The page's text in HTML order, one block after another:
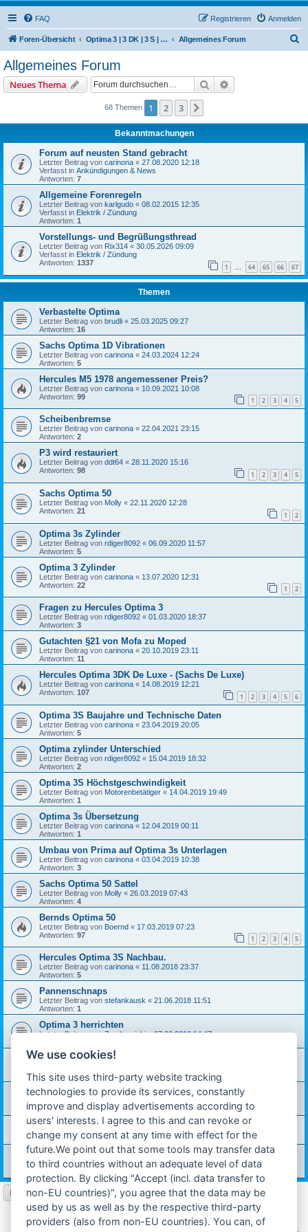
FAQ Anmelden
Registrieren
Foren-Übersicht Optima 3 | 3 DK | 3 S | 50 (Hercules / SACHS) Allgemeines Forum
Allgemeines Forum
Neues Thema Suche
68 Themen 1 2 3
Bekanntmachungen
Forum auf neusten Stand gebracht
Letzter Beitrag von carinona « 27.08.2020 12:18
Verfasst in Ankündigungen & News
Antworten: 7
Allgemeine Forenregeln
Letzter Beitrag von karlgudo « 08.02.2015 12:35
Verfasst in Elektrik / Zündung
Antworten: 1
Vorstellungs- und Begrüßungsthread
Letzter Beitrag von Rix314 « 30.05.2026 09:09
Verfasst in Elektrik / Zündung
Antworten: 1337 1 … 64 65 66 67
Themen
Verbastelte Optima
Letzter Beitrag von brudli « 25.03.2025 09:27
Antworten: 16
Sachs Optima 1D Vibrationen
Letzter Beitrag von carinona « 24.03.2024 12:24
Antworten: 5
Hercules M5 1978 angemessener Preis?
Letzter Beitrag von carinona « 10.09.2021 10:08
Antworten: 99 1 2 3 4 5
Scheibenbremse
Letzter Beitrag von carinona « 22.04.2021 23:15
Antworten: 2
P3 wird restauriert
Letzter Beitrag von ddt64 « 28.11.2020 15:16
Antworten: 98 1 2 3 4 5
Sachs Optima 50
Letzter Beitrag von Molly « 22.11.2020 12:28
Antworten: 21 1 2
Optima 3s Zylinder
Letzter Beitrag von rdiger8092 « 06.09.2020 11:57
Antworten: 5
Optima 3 Zylinder
Letzter Beitrag von carinona « 13.07.2020 12:31
Antworten: 22 1 2
Fragen zu Hercules Optima 3
Letzter Beitrag von rdiger8092 « 01.03.2020 18:37
Antworten: 3
Gutachten §21 von Mofa zu Moped
Letzter Beitrag von carinona « 20.10.2019 23:11
Antworten: 11
Hercules Optima 3DK De Luxe - (Sachs De Luxe)
Letzter Beitrag von carinona « 14.08.2019 12:21
Antworten: 107 1 2 3 4 5 6
Optima 3S Baujahre und Technische Daten
Letzter Beitrag von carinona « 23.04.2019 20:05
Antworten: 5
Optima zylinder Unterschied
Letzter Beitrag von rdiger8092 « 15.04.2019 18:32
Antworten: 2
Optima 3S Höchstgeschwindigkeit
Letzter Beitrag von Motorenbetätiger « 14.04.2019 19:49
Antworten: 1
Optima 3s Übersetzung
Letzter Beitrag von carinona « 12.04.2019 00:11
Antworten: 1
Umbau von Prima auf Optima 3s Unterlagen
Letzter Beitrag von carinona « 03.04.2019 10:38
Antworten: 3
Sachs Optima 50 Sattel
Letzter Beitrag von Molly « 26.03.2019 07:43
Antworten: 4
Bernds Optima 50
Letzter Beitrag von Boernd « 17.03.2019 07:23
Antworten: 97 1 2 3 4 5
Hercules Optima 3S Nachbau.
Letzter Beitrag von carinona « 11.08.2018 23:37
Antworten: 5
Pannenschnaps
Letzter Beitrag von stefankausk « 21.06.2018 11:51
Antworten: 1
Optima 3 herrichten
Letzter Beitrag vonZandermichi«07.02.2018 14:47
Klackern im Motor
Antworten:1
Optima 3 505/2DX Teile alternative.
Letzter Beitrag von 13ner Kugel « 01.08.2017 12:45
Antworten:4
Sachs Optima 505/ 1DS kennt sich jmd aus?
Letzter Beitrag vonsachsneuer«07.07.2017 19:25
Erfahrungen vom ÖMM
Letzter Beitrag von Schrauberopa«05.07.2017 20:27
Antworten:
11
Neues Thema
68 Themen 1 2 3 Nächste
We use cookies!
This site uses third-party website tracking
technologies to provide its services, constantly
improve and display advertisements according to
users' interests. I agree to this and can revoke or
change my consent at any time with effect for the
future.We point out that some tools may transfer data
to third countries without an adequate level of data
protection. By clicking "Accept (incl. data transfer to
non-EU countries)", you agree that the data may be
used by us as well as by the respective third-party
providers (also from non-EU countries). You can, of